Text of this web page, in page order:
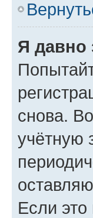
Я давно
снова.
учётную
Если это